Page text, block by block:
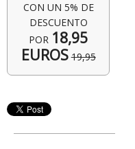
CON UN 5% DE
DESCUENTO
POR 18,95
EUROS 19,95